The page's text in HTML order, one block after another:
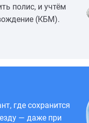
полис, и учтём
(КБМ).
где сохранится
— даже при